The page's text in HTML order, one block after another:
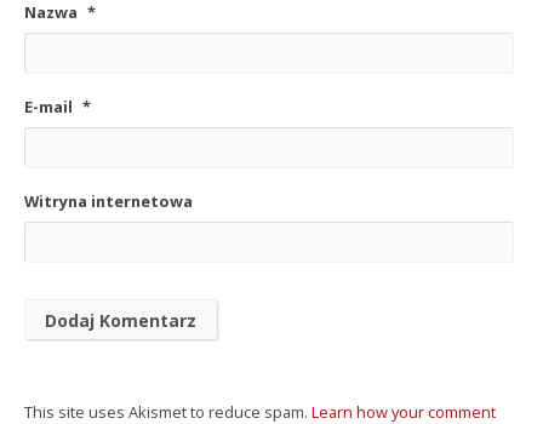
Nazwa *
E-mail *
Witryna internetowa
This site uses Akismet to reduce spam. Learn how your comment